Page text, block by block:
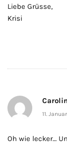
Liebe Grüsse,
Krisi
11.
Oh wie lecker…